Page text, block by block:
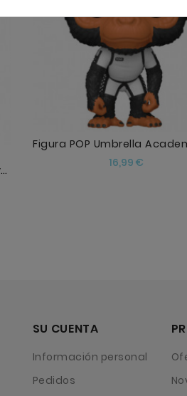
Figura POP Five Nights At Freddys Help Wanted 2 Sc
16,99 €
SU CUENTA
Información personal
Pedidos